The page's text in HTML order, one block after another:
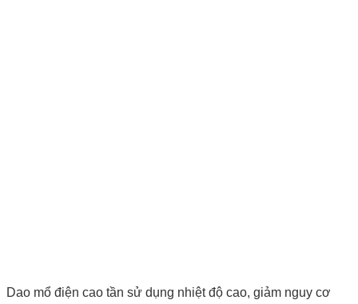
Dao mổ điện cao tần sử dụng nhiệt độ cao, giảm nguy cơ